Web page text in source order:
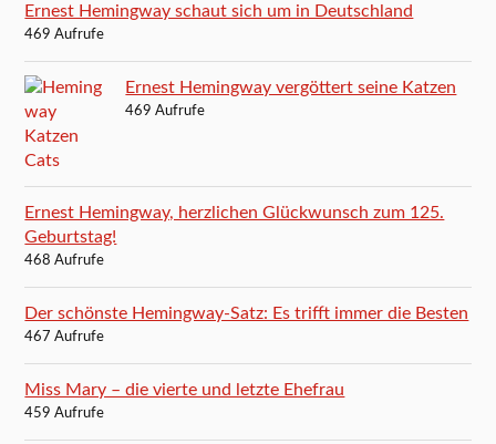
Ernest Hemingway schaut sich um in Deutschland
469 Aufrufe
Ernest Hemingway vergöttert seine Katzen
469 Aufrufe
Ernest Hemingway, herzlichen Glückwunsch zum 125.
Geburtstag!
468 Aufrufe
Der schönste Hemingway-Satz: Es trifft immer die Besten
467 Aufrufe
Miss Mary – die vierte und letzte Ehefrau
459 Aufrufe